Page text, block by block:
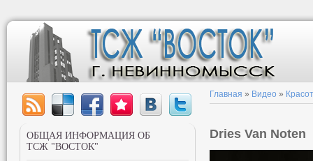
Главная » Видео »
Dries Van Noten
ОБЩАЯ ИНФОРМАЦИЯ ОБ
ТСЖ "ВОСТОК"